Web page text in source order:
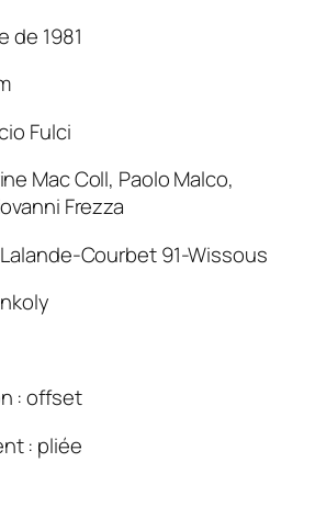
de 1981
Fulci
Mac Coll, Paolo Malco,
Frezza
Lalande-Courbet 91-Wissous
: offset
: pliée